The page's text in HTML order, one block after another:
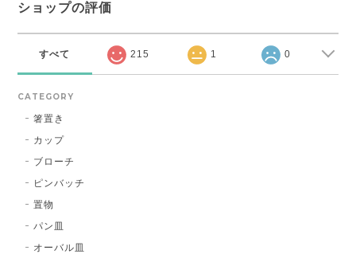
ショップの評価
すべて 215 1 0
CATEGORY
箸置き
カップ
ブローチ
ピンバッチ
置物
パン皿
オーバル皿